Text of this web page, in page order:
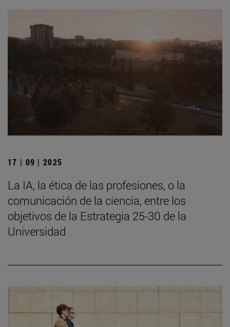
17 | 09 | 2025
La IA, la ética de las profesiones, o la
comunicación de la ciencia, entre los
objetivos de la Estrategia 25-30 de la
Universidad